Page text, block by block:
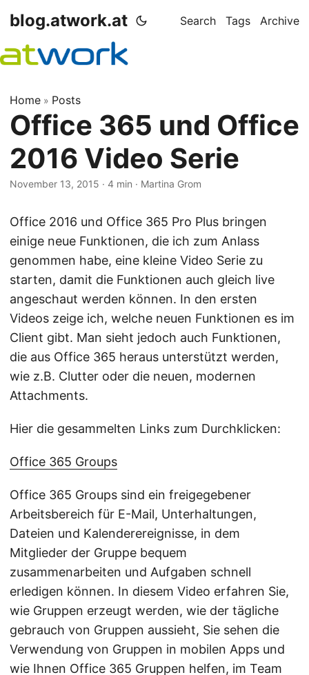
blog.atwork.at Search Tags Archive
Home » Posts
Office 365 und Office
2016 Video Serie
November 13, 2015 · 4 min · Martina Grom
Office 2016 und Office 365 Pro Plus bringen
einige neue Funktionen, die ich zum Anlass
genommen habe, eine kleine Video Serie zu
starten, damit die Funktionen auch gleich live
angeschaut werden können. In den ersten
Videos zeige ich, welche neuen Funktionen es im
Client gibt. Man sieht jedoch auch Funktionen,
die aus Office 365 heraus unterstützt werden,
wie z.B. Clutter oder die neuen, modernen
Attachments.
Hier die gesammelten Links zum Durchklicken:
Office 365 Groups
Office 365 Groups sind ein freigegebener
Arbeitsbereich für E-Mail, Unterhaltungen,
Dateien und Kalenderereignisse, in dem
Mitglieder der Gruppe bequem
zusammenarbeiten und Aufgaben schnell
erledigen können. In diesem Video erfahren Sie,
wie Gruppen erzeugt werden, wie der tägliche
gebrauch von Gruppen aussieht, Sie sehen die
Verwendung von Gruppen in mobilen Apps und
wie Ihnen Office 365 Gruppen helfen, im Team